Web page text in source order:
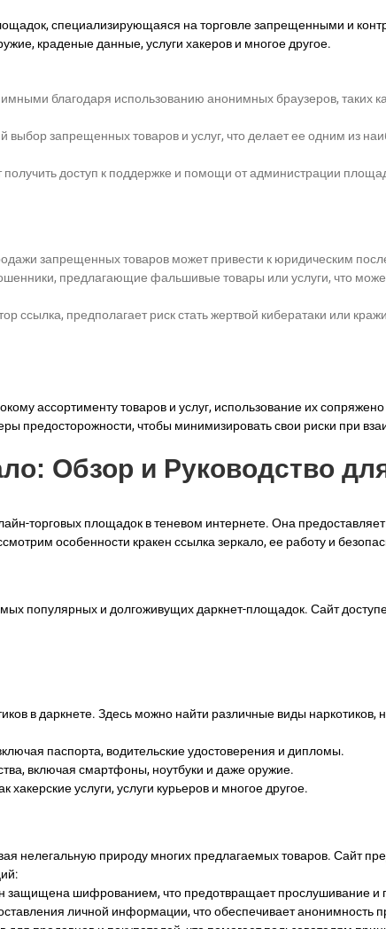
специализирующаяся на торговле запрещенными и
краденые данные, услуги хакеров и многое другое.
благодаря использованию анонимных браузеров,
запрещенных товаров и услуг, что делает ее одним из
доступ к поддержке и помощи от администрации
запрещенных товаров может привести к юридическим
предлагающие фальшивые товары или услуги, что
ссылка, предполагает риск стать жертвой кибератаки или
ассортименту товаров и услуг, использование их
предосторожности, чтобы минимизировать свои риски при
Обзор и Руководство
торговых площадок в теневом интернете. Она
особенности кракен ссылка зеркало, ее работу и
популярных и долгоживущих даркнет-площадок. Сайт
в даркнете. Здесь можно найти различные виды наркотиков,
паспорта, водительские удостоверения и дипломы.
включая смартфоны, ноутбуки и даже оружие.
услуги, услуги курьеров и многое другое.
нелегальную природу многих предлагаемых товаров. Сайт
защищена шифрованием, что предотвращает прослушивание и
личной информации, что обеспечивает